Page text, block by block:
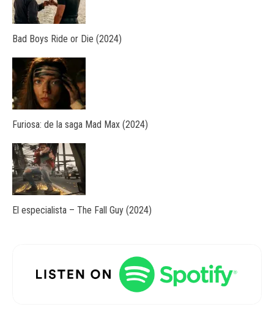
Bad Boys Ride or Die (2024)
Furiosa: de la saga Mad Max (2024)
El especialista – The Fall Guy (2024)